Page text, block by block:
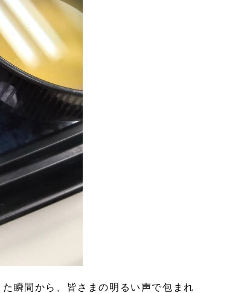
瞬間から、皆さまの明るい声で包まれ